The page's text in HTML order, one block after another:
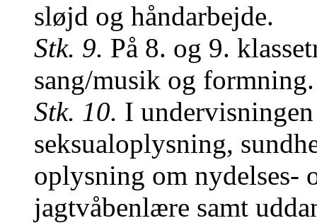
sløjd og håndarbejde.
Stk. 9. På 8. og 9.
sang/musik og formning.
Stk. 10. I
seksualoplysning,
oplysning om nydelses-
jagtvåbenlære samt